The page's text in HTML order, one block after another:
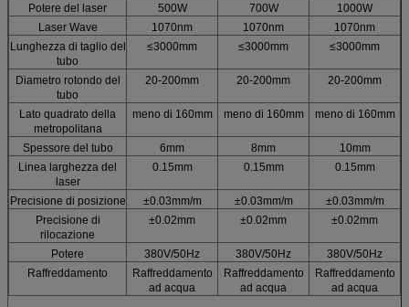
Potere del laser 500W 700W
1000W
Laser Wave
1070nm 1070nm
1070nm
Lunghezza di taglio del
tubo
≤3000mm ≤3000mm ≤3000mm
Diametro rotondo del
tubo
20-200mm 20-200mm 20-200mm
Lato quadrato della
metropolitana
meno di 160mm meno di 160mm meno di 160mm
Spessore del tubo 6mm 8mm
10mm
Linea larghezza del
laser
0.15mm 0.15mm 0.15mm
Precisione di posizione ±0.03mm/m ±0.03mm/m
±0.03mm/m
Precisione di
rilocazione
±0.02mm ±0.02mm ±0.02mm
Potere 380V/50Hz 380V/50Hz
380V/50Hz
Raffreddamento
Raffreddamento
ad acqua
Raffreddamento
ad acqua
Raffreddamento
ad acqua